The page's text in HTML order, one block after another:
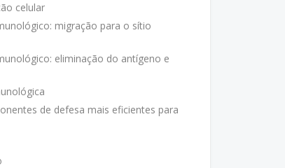
celular
migração para o sítio
eliminação do antígeno e
de defesa mais eficientes para